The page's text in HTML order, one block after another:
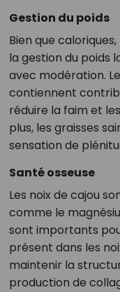
Gestion du poids
Bien que
la gestion du poids
avec modération.
contiennent
réduire la faim et
plus, les graisses
sensation de
Santé osseuse
Les noix de cajou
comme le
sont importants
présent dans les
maintenir la
production de